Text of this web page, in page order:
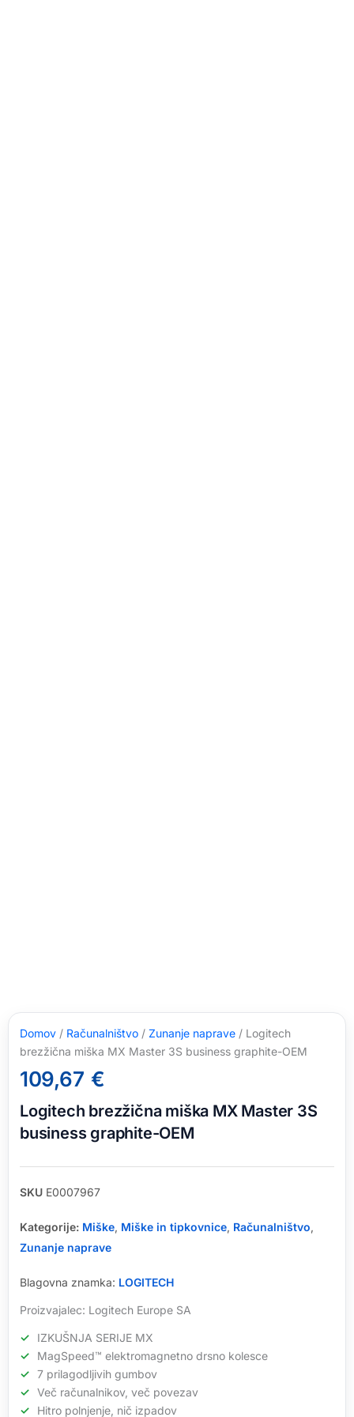
Domov / Računalništvo / Zunanje naprave / Logitech
brezžična miška MX Master 3S business graphite-OEM
109,67 €
Logitech brezžična miška MX Master 3S
business graphite-OEM
SKU E0007967
Kategorije: Miške, Miške in tipkovnice, Računalništvo,
Zunanje naprave
Blagovna znamka: LOGITECH
Proizvajalec: Logitech Europe SA
IZKUŠNJA SERIJE MX
MagSpeed™ elektromagnetno drsno kolesce
7 prilagodljivih gumbov
Več računalnikov, več povezav
Hitro polnjenje, nič izpadov